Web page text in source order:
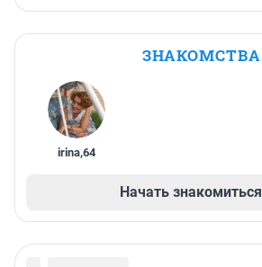
ЗНАКОМСТВА
irina,64
Начать знакомиться